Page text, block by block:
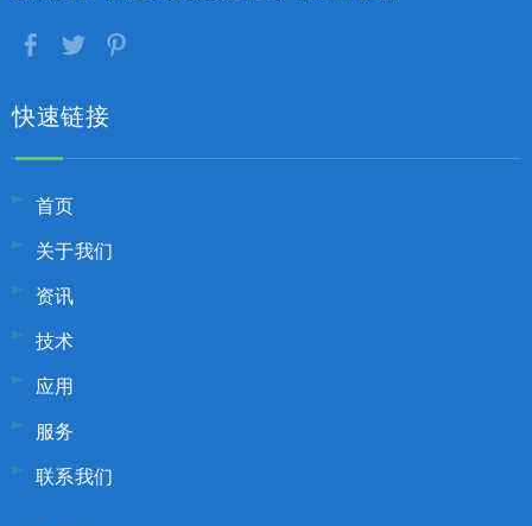
快速链接
首页
关于我们
资讯
技术
应用
服务
联系我们